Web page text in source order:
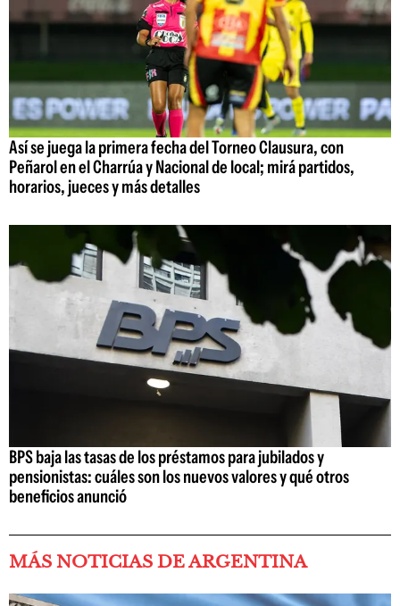
Así se juega la primera fecha del Torneo Clausura, con
Peñarol en el Charrúa y Nacional de local; mirá partidos,
horarios, jueces y más detalles
BPS baja las tasas de los préstamos para jubilados y
pensionistas: cuáles son los nuevos valores y qué otros
beneficios anunció
MÁS NOTICIAS DE ARGENTINA